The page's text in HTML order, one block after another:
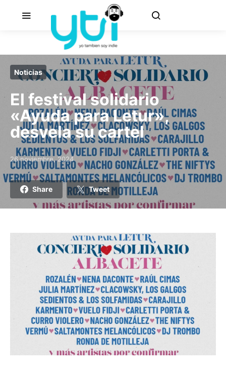
Noticias
El festival solidario
«Ayuda para Letur»,
desvela su cartel
Posted on
26 noviembre, 2024
Share Tweet